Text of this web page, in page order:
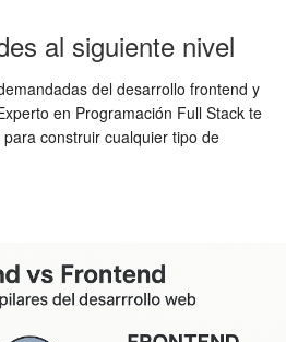
al siguiente nivel
del desarrollo frontend y
en Programación Full Stack te
construir cualquier tipo de